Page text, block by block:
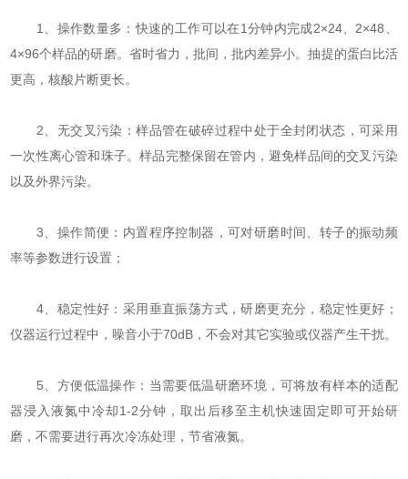
1、操作数量多：快速的工作可以在1分钟内完成2×24、2×48、
4×96个样品的研磨。省时省力，批间，批内差异小。抽提的蛋白比活
更高，核酸片断更长。
2、无交叉污染：样品管在破碎过程中处于全封闭状态，可采用
一次性离心管和珠子。样品完整保留在管内，避免样品间的交叉污染
以及外界污染。
3、操作简便：内置程序控制器，可对研磨时间、转子的振动频
率等参数进行设置；
4、稳定性好：采用垂直振荡方式，研磨更充分，稳定性更好；
仪器运行过程中，噪音小于70dB，不会对其它实验或仪器产生干扰。
5、方便低温操作：当需要低温研磨环境，可将放有样本的适配
器浸入液氮中冷却1-2分钟，取出后移至主机快速固定即可开始研
磨，不需要进行再次冷冻处理，节省液氮。